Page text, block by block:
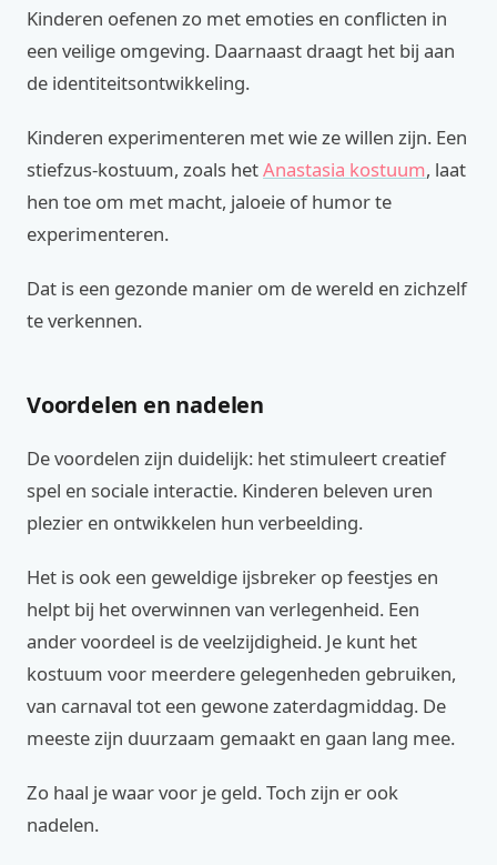
Kinderen oefenen zo met emoties en conflicten in
een veilige omgeving. Daarnaast draagt het bij aan
de identiteitsontwikkeling.
Kinderen experimenteren met wie ze willen zijn. Een
stiefzus-kostuum, zoals hetAnastasia kostuum, laat
hen toe om met macht, jaloeie of humor te
experimenteren.
Dat is een gezonde manier om de wereld en zichzelf
te verkennen.
Voordelen en nadelen
De voordelen zijn duidelijk: het stimuleert creatief
spel en sociale interactie. Kinderen beleven uren
plezier en ontwikkelen hun verbeelding.
Het is ook een geweldige ijsbreker op feestjes en
helpt bij het overwinnen van verlegenheid. Een
ander voordeel is de veelzijdigheid. Je kunt het
kostuum voor meerdere gelegenheden gebruiken,
van carnaval tot een gewone zaterdagmiddag. De
meeste zijn duurzaam gemaakt en gaan lang mee.
Zo haal je waar voor je geld. Toch zijn er ook
nadelen.